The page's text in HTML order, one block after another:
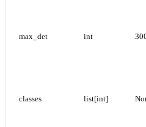
max_det int
classes list[int]